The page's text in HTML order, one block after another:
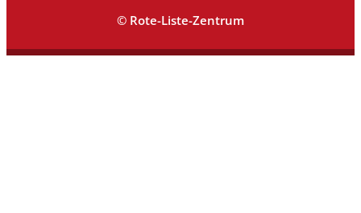
© Rote-Liste-Zentrum